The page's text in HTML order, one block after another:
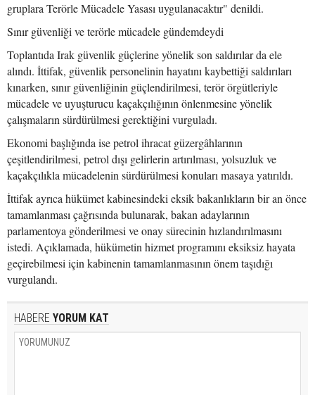
gruplara Terörle Mücadele Yasası uygulanacaktır" denildi.
Sınır güvenliği ve terörle mücadele gündemdeydi
Toplantıda Irak güvenlik güçlerine yönelik son saldırılar da ele
alındı. İttifak, güvenlik personelinin hayatını kaybettiği saldırıları
kınarken, sınır güvenliğinin güçlendirilmesi, terör örgütleriyle
mücadele ve uyuşturucu kaçakçılığının önlenmesine yönelik
çalışmaların sürdürülmesi gerektiğini vurguladı.
Ekonomi başlığında ise petrol ihracat güzergâhlarının
çeşitlendirilmesi, petrol dışı gelirlerin artırılması, yolsuzluk ve
kaçakçılıkla mücadelenin sürdürülmesi konuları masaya yatırıldı.
İttifak ayrıca hükümet kabinesindeki eksik bakanlıkların bir an önce
tamamlanması çağrısında bulunarak, bakan adaylarının
parlamentoya gönderilmesi ve onay sürecinin hızlandırılmasını
istedi. Açıklamada, hükümetin hizmet programını eksiksiz hayata
geçirebilmesi için kabinenin tamamlanmasının önem taşıdığı
vurgulandı.
HABERE YORUM KAT